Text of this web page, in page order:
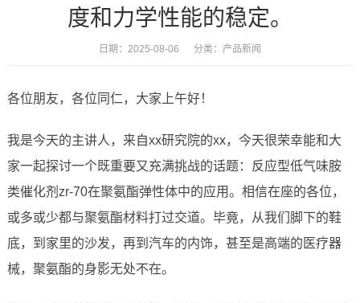
度和力学性能的稳定。
日期：2025-08-06 分类： 产品新闻
各位朋友，各位同仁，大家上午好！
我是今天的主讲人，来自xx研究院的xx，今天很荣幸能和大
家一起探讨一个既重要又充满挑战的话题：反应型低气味胺
类催化剂zr-70在聚氨酯弹性体中的应用。相信在座的各位，
或多或少都与聚氨酯材料打过交道。毕竟，从我们脚下的鞋
底，到家里的沙发，再到汽车的内饰，甚至是高端的医疗器
械，聚氨酯的身影无处不在。